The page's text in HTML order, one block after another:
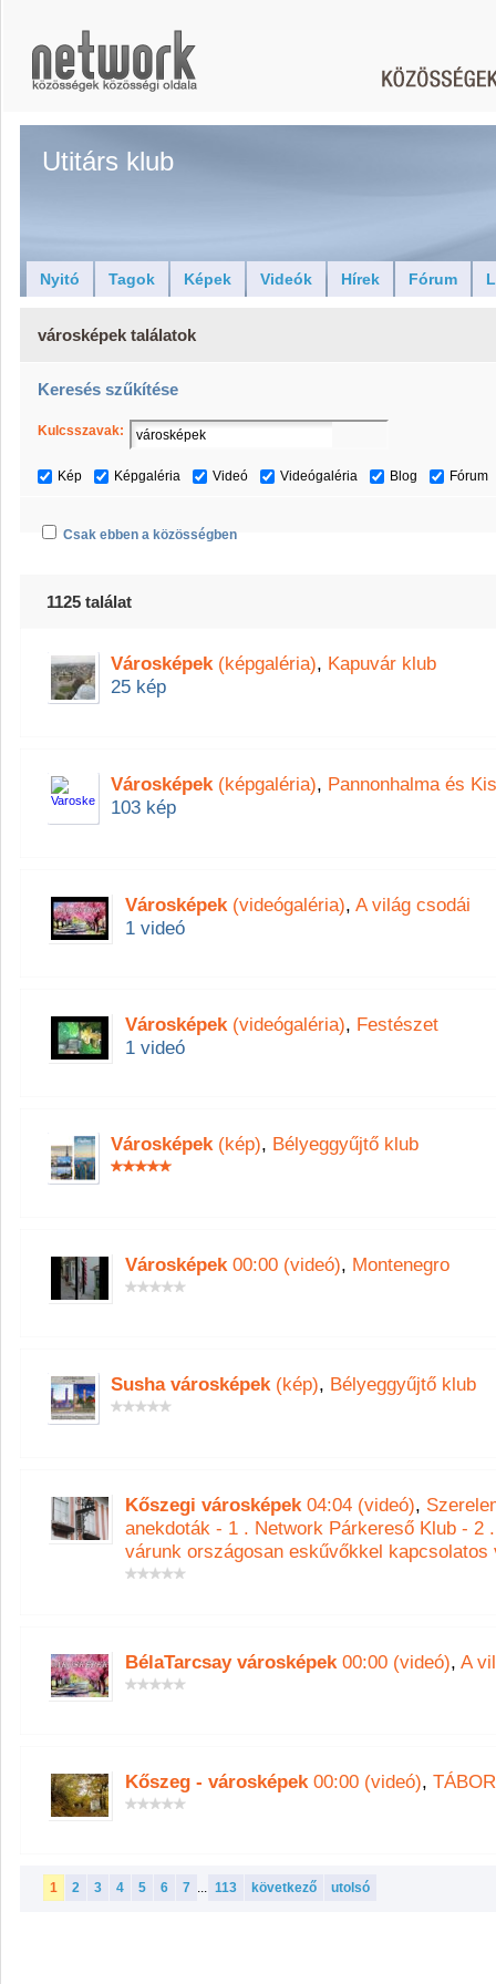
Utitárs klub
Nyitó Tagok Képek Videók Hírek Fórum
városképek találatok
Keresés szűkítése
Kulcsszavak:
Kép Képgaléria Videó Videógaléria Blog Fórum
Csak ebben a közösségben
1125 találat
Városképek(képgaléria), Kapuvár klub
25 kép
Városképek(képgaléria), Pannonhalma és
103 kép
Városképek(videógaléria), A világ csodái
1 videó
Városképek(videógaléria), Festészet
1 videó
Városképek(kép), Bélyeggyűjtő klub
Városképek00:00 (videó), Montenegro
Susha városképek(kép), Bélyeggyűjtő klub
Kőszegi városképek 04:04 (videó),
anekdoták - 1 . Network Párkereső Klub -
várunk országosan eskűvőkkel kapcsolatos
BélaTarcsay városképek00:00 (videó), A
Kőszeg - városképek00:00 (videó),
1 2 3 4 5 6 7 ... 113 következő utolsó